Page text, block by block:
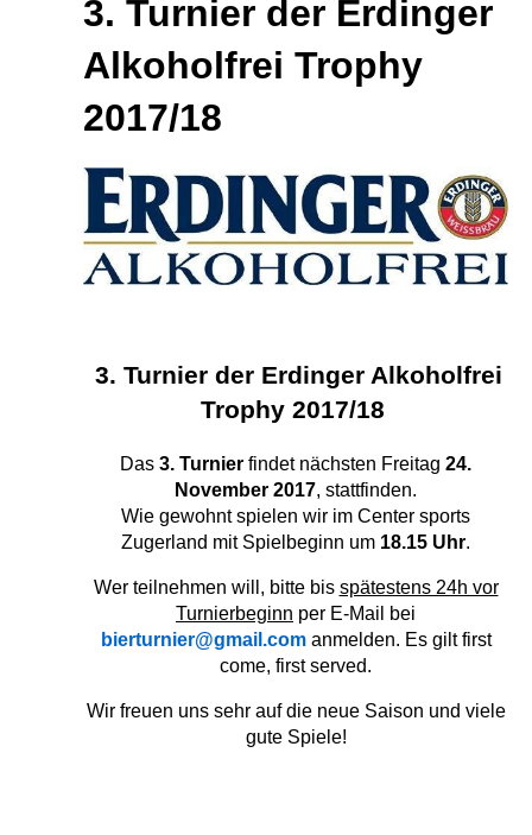
3. Turnier der Erdinger
Alkoholfrei Trophy
2017/18
3. Turnier der Erdinger Alkoholfrei
Trophy 2017/18
Das 3. Turnier findet nächsten Freitag 24.
November 2017, stattfinden.
Wie gewohnt spielen wir im Center sports
Zugerland mit Spielbeginn um 18.15 Uhr.
Wer teilnehmen will, bitte bis spätestens 24h vor
Turnierbeginn per E-Mail bei
bierturnier@gmail.comanmelden. Es gilt first
come, first served.
Wir freuen uns sehr auf die neue Saison und viele
gute Spiele!